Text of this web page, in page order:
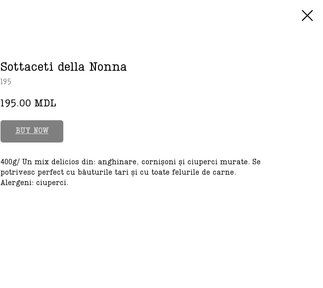
Sottaceti della Nonna
195
195.00 MDL
BUY NOW
400g/ Un mix delicios din: anghinare, cornișoni și ciuperci murate. Se
potrivesc perfect cu băuturile tari și cu toate felurile de carne.
Alergeni: ciuperci.